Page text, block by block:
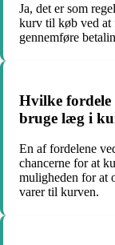
Ja, det er som
kurv til køb ved at
gennemføre
Hvilke fordele
bruge læg i
En af fordelene
chancerne for at
muligheden for at
varer til kurven.